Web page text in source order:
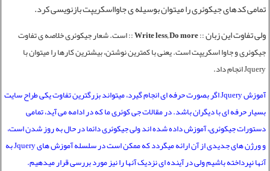
تمامی کدهای جیکوئری را میتوان بوسیله ی جاوااسکریپت بازنویسی کرد.
ولی تفاوت این زبان::
Write less, Do more:: است. شعار جیکوئری خلاصه ی تفاوت
جیکوئری و جاوا اسکریپت است. یعنی با کمترین نوشتن، بیشترین کارها را میتوان با
Jquery انجام داد.
آموزش Jquery اگر بصورت حرفه ای انجام گیرد، میتواند بزرگترین تفاوت یکی طراح سایت
بسیار حرفه ای با دیگران باشد. در مقالات جی کوئری ما که در ادامه می آید، تمامی
دستورات جیکوئری، آموزش داده شده اند ولی جیکوئری دائما در حال به روز شدن است،
و ورژن های جدیدی از آن ارائه میگردد که ممکن است در سلسله آموزش های Jquery به
آنها نپرداخته باشیم ولی در آینده ای نزدیک آنها را نیز مورد بررسی قرار میدهیم.